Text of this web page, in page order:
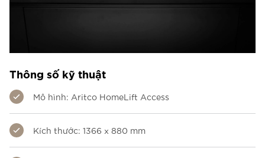
Thông số kỹ thuật
Mô hình: Aritco HomeLift Access
Kích thước: 1366 x 880 mm